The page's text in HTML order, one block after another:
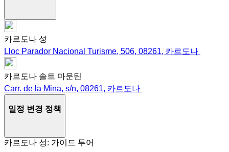
카르도나 성
Lloc Parador Nacional Turisme, 506, 08261, 카르도나
카르도나 솔트 마운틴
Carr. de la Mina, s/n, 08261, 카르도나
일정 변경 정책
카르도나 성: 가이드 투어